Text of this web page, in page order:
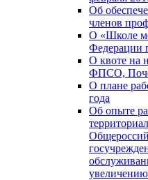
Об
членов
О «Школе
Федерации
О квоте на
ФПСО,
О плане
года
Об опыте